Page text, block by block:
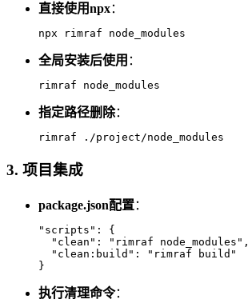
直接使用npx：
npx rimraf node_modules
全局安装后使用 ：
rimraf node_modules
指定路径删除：
rimraf ./project/node_modules
3. 项目集成
package.json配置：
"scripts": {
  "clean": "rimraf node_modules",
  "clean:build": "rimraf build"
}
执行清理命令：